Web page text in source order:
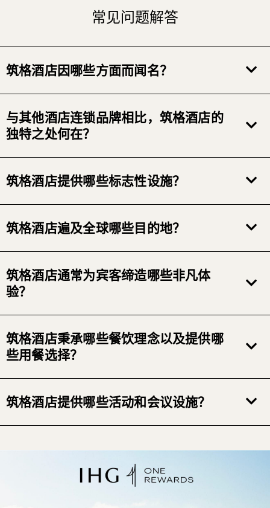
常见问题解答
筑格酒店因哪些方面而闻名？
与其他酒店连锁品牌相比，筑格酒店的
独特之处何在？
筑格酒店提供哪些标志性设施？
筑格酒店遍及全球哪些目的地？
筑格酒店通常为宾客缔造哪些非凡体
验？
筑格酒店秉承哪些餐饮理念以及提供哪
些用餐选择？
筑格酒店提供哪些活动和会议设施？